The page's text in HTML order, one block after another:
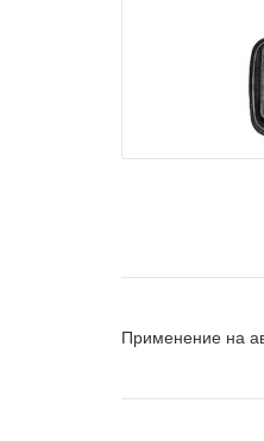
Применение на